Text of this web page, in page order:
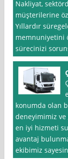
Nakliyat,
müşterilerine
Yıllardır
memnuniyetini
sürecinizi
konumda olan
deneyimimiz
en iyi hizmeti
avantaj
ekibimiz